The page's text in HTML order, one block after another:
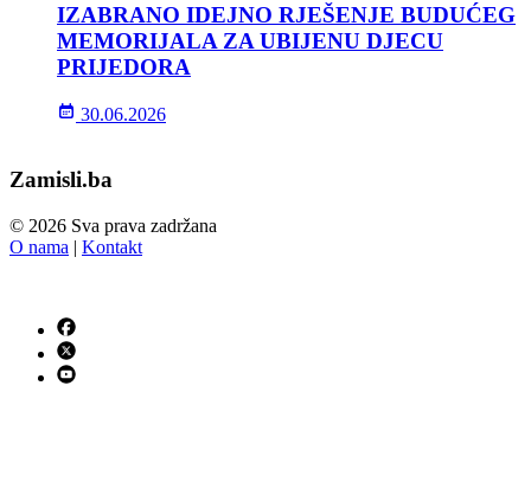
IZABRANO IDEJNO RJEŠENJE BUDUĆEG
MEMORIJALA ZA UBIJENU DJECU
PRIJEDORA
30.06.2026
Zamisli.ba
© 2026 Sva prava zadržana
O nama | Kontakt